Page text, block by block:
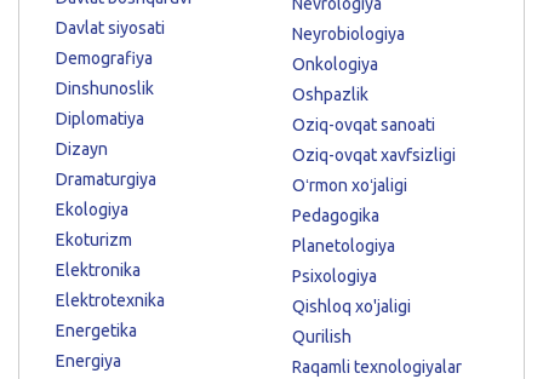
Davlat siyosati
Demografiya
Dinshunoslik
Diplomatiya
Dizayn
Dramaturgiya
Ekologiya
Ekoturizm
Elektronika
Elektrotexnika
Energetika
Energiya
Neyrobiologiya
Onkologiya
Oshpazlik
Oziq-ovqat sanoati
Oziq-ovqat xavfsizligi
Oʻrmon xoʻjaligi
Pedagogika
Planetologiya
Psixologiya
Qishloq xo'jaligi
Qurilish
Raqamli texnologiyalar